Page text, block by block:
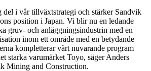
i vår tillväxtstrategi och stärker Sandvik
position i Japan. Vi blir nu en ledande
gruv- och anläggningsindustrin med en
inom ett område med en betydande
kompletterar vårt nuvarande program
starka varumärket Toyo, säger Anders
Mining and Construction.